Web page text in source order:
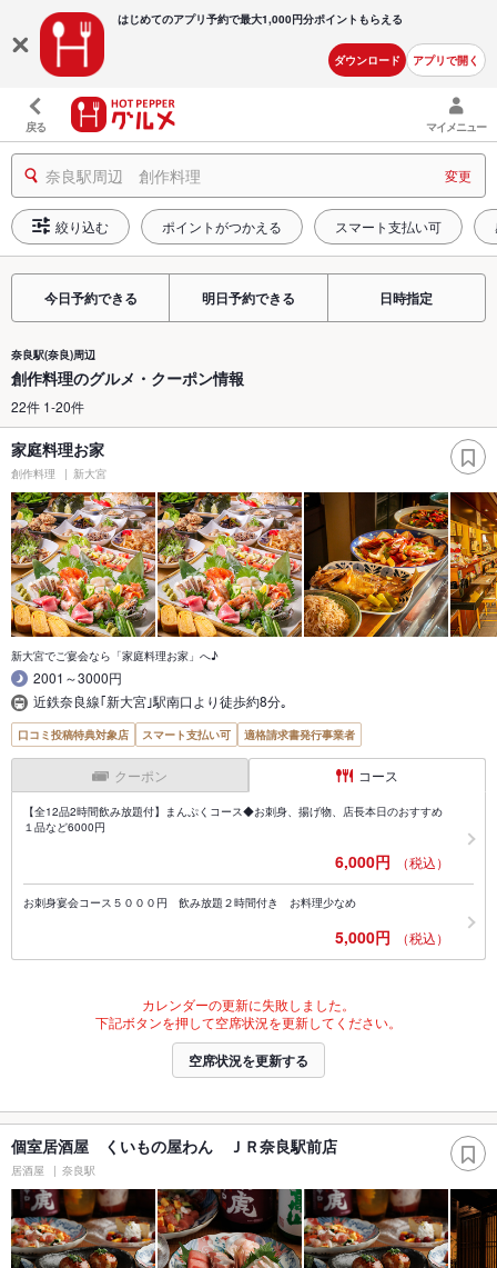
はじめてのアプリ予約で最大1,000円分ポイントもらえる
ダウンロード アプリで開く
戻る マイメニュー
奈良駅周辺 創作料理 変更
絞り込む ポイントがつかえる スマート支払い可
今日予約できる 明日予約できる 日時指定
奈良駅(奈良)周辺
創作料理のグルメ・クーポン情報
22件 1-20件
家庭料理お家
創作料理 新大宮
新大宮でご宴会なら「家庭料理お家」へ♪
2001～3000円
近鉄奈良線｢新大宮｣駅南口より徒歩約8分｡
口コミ投稿特典対象店 スマート支払い可 適格請求書発行事業者
クーポン コース
【全12品2時間飲み放題付】まんぷくコース◆お刺身、揚げ物、店長本日のおすすめ
１品など6000円
6,000円 （税込）
お刺身宴会コース５０００円 飲み放題２時間付き お料理少なめ
5,000円 （税込）
カレンダーの更新に失敗しました。
下記ボタンを押して空席状況を更新してください。
空席状況を更新する
個室居酒屋 くいもの屋わん ＪＲ奈良駅前店
居酒屋 奈良駅